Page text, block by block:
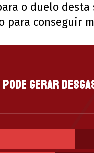
o duelo desta
para conseguir
pode gerar